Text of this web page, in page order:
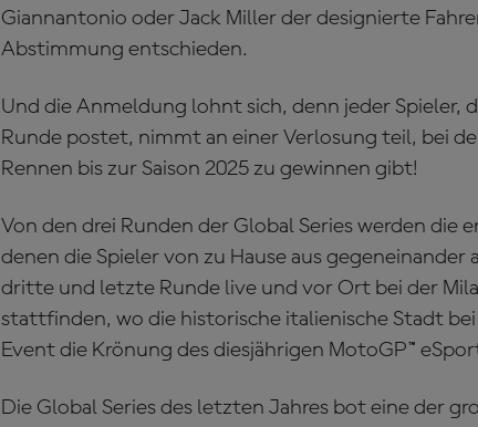
Giannantonio oder Jack Miller der designierte
Abstimmung entschieden.
Und die Anmeldung lohnt sich, denn jeder Spieler,
Runde postet, nimmt an einer Verlosung teil, bei
Rennen bis zur Saison 2025 zu gewinnen gibt!
Von den drei Runden der Global Series werden die
denen die Spieler von zu Hause aus
dritte und letzte Runde live und vor Ort bei der
stattfinden, wo die historische italienische Stadt
Event die Krönung des diesjährigen MotoGP™
Die Global Series des letzten Jahres bot eine der